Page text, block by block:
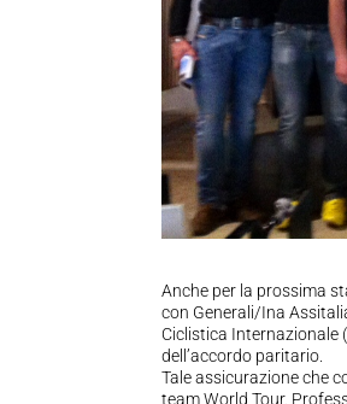
Anche per la prossima
con Generali/Ina
Ciclistica Internazionale
dell’accordo paritario.
Tale assicurazione che
team World Tour,